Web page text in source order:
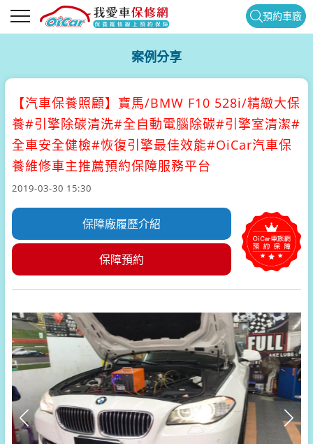
預約車廠
案例分享
【汽車保養照顧】 寶馬/BMW F10 528i/精緻大保
養#引擎除碳清洗#全自動電腦除碳#引擎室清潔#
全車安全健檢#恢復引擎最佳效能#OiCar汽車保
養維修車主推薦預約保障服務平台
2019-03-30 15:30
保障廠履歷介紹
保障預約